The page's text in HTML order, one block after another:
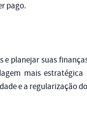
pago.
planejar suas
mais
e a regularização